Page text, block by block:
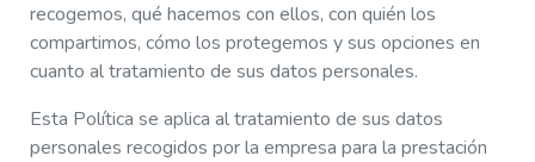
recogemos, qué hacemos con ellos, con quién los
compartimos, cómo los protegemos y sus opciones en
cuanto al tratamiento de sus datos personales.
Esta Política se aplica al tratamiento de sus datos
personales recogidos por la empresa para la prestación